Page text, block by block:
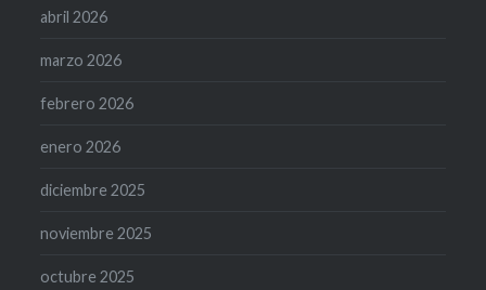
abril 2026
marzo 2026
febrero 2026
enero 2026
diciembre 2025
noviembre 2025
octubre 2025